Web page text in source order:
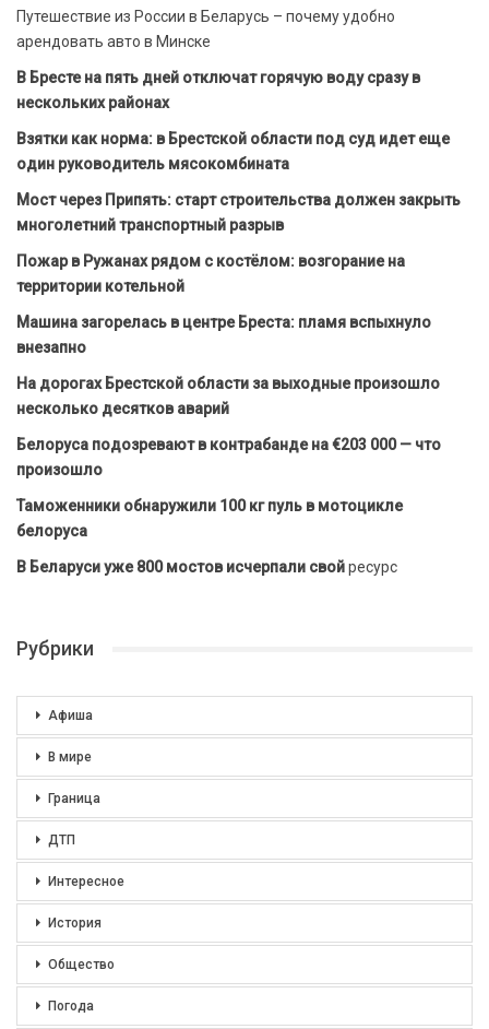
Путешествие из России в Беларусь – почему удобно
арендовать авто в Минске
В Бресте на пять дней отключат горячую воду сразу в
нескольких районах
Взятки как норма: в Брестской области под суд идет еще
один руководитель мясокомбината
Мост через Припять: старт строительства должен закрыть
многолетний транспортный разрыв
Пожар в Ружанах рядом с костёлом: возгорание на
территории котельной
Машина загорелась в центре Бреста: пламя вспыхнуло
внезапно
На дорогах Брестской области за выходные произошло
несколько десятков аварий
Белоруса подозревают в контрабанде на €203 000 — что
произошло
Таможенники обнаружили 100 кг пуль в мотоцикле
белоруса
В Беларуси уже 800 мостов исчерпали свойресурс
Рубрики
Афиша
В мире
Граница
ДТП
Интересное
История
Общество
Погода